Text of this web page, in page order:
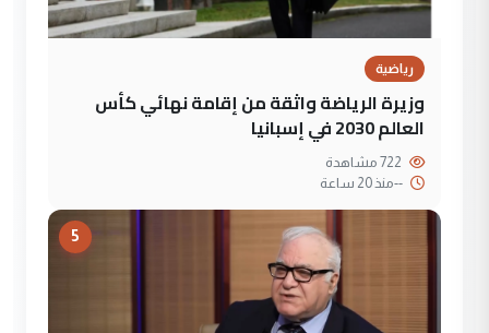
رياضية
وزيرة الرياضة واثقة من إقامة نهائي كأس
العالم 2030 في إسبانيا
--منذ 20 ساعة
5